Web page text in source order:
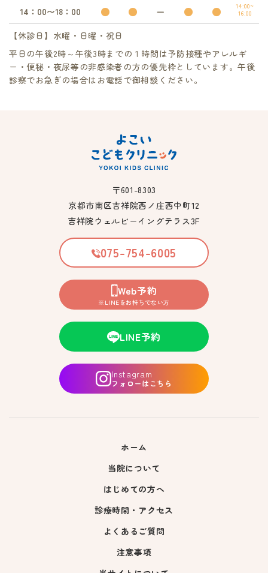
14：00〜18：00 ● ● ー ● ●
14:00~
16:00
【休診日】水曜・日曜・祝日
平日の午後2時～午後3時までの１時間は予防接種やアレルギ
ー・便秘・夜尿等の非感染者の方の優先枠としています。午後
診察でお急ぎの場合はお電話で御相談ください。
〒601-8303
京都市南区吉祥院西ノ庄西中町12
吉祥院ウェルビーイングテラス3F
075-754-6005
Web予約
※LINEをお持ちでない方
LINE予約
Instagram
フォローはこちら
ホーム
当院について
はじめての方へ
診療時間・アクセス
よくあるご質問
注意事項